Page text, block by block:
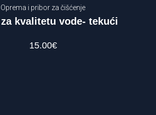
Oprema i pribor za čišćenje
kvalitetu vode- tekući
15.00€